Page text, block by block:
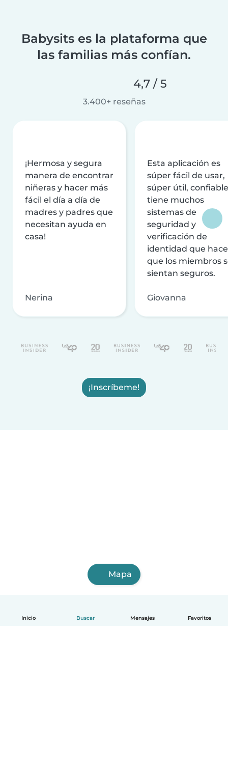
Inicio Buscar Mensajes Favoritos
Babysits es la plataforma que
las familias más confían.
4,7 / 5
3.400+ reseñas
¡Hermosa y segura
manera de encontrar
niñeras y hacer más
fácil el día a día de
madres y padres que
necesitan ayuda en
casa!
Nerina
Esta aplicación es
súper fácil de usar,
súper útil,
tiene muchos
sistemas de
seguridad y
verificación de
identidad que
que los miembros
sientan seguros.
Giovanna
¡Inscríbeme!
Mapa